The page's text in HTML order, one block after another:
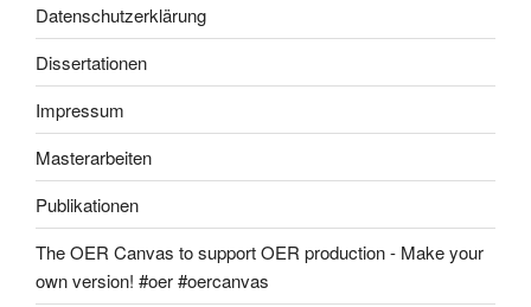
Datenschutzerklärung
Dissertationen
Impressum
Masterarbeiten
Publikationen
The OER Canvas to support OER production - Make your
own version! #oer #oercanvas